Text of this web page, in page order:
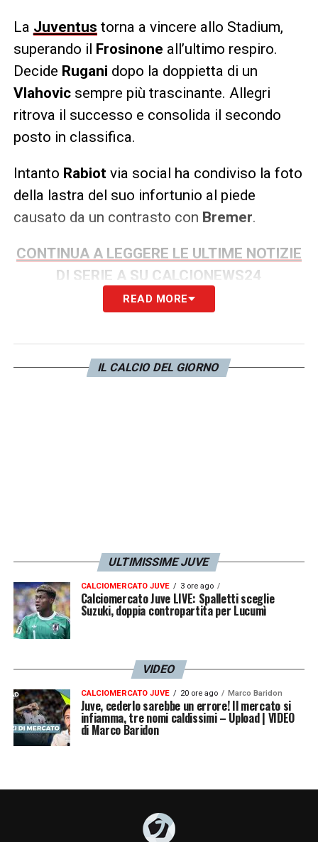
La Juventus torna a vincere allo Stadium,
superando il Frosinone all’ultimo respiro.
Decide Rugani dopo la doppietta di un
Vlahovic sempre più trascinante. Allegri
ritrova il successo e consolida il secondo
posto in classifica.
Intanto Rabiot via social ha condiviso la foto
della lastra del suo infortunio al piede
causato da un contrasto con Bremer.
CONTINUA A LEGGERE LE ULTIME NOTIZIE
DI SERIE A SU CALCIONEWS24
READ MORE
IL CALCIO DEL GIORNO
ULTIMISSIME JUVE
CALCIOMERCATO JUVE 3 ore ago
Calciomercato Juve LIVE: Spalletti sceglie
Suzuki, doppia contropartita per Lucumì
VIDEO
CALCIOMERCATO JUVE 20 ore ago Marco Baridon
Juve, cederlo sarebbe un errore! Il mercato si
infiamma, tre nomi caldissimi – Upload | VIDEO
di Marco Baridon